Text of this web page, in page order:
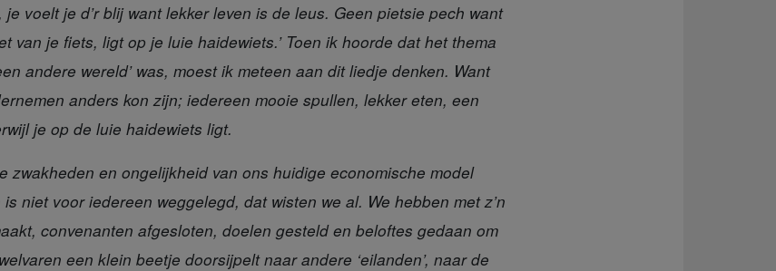
voelt je d’r blij want lekker leven is de leus. Geen pietsie pech want
van je fiets, ligt op je luie haidewiets.’ Toen ik hoorde dat het thema
andere wereld’ was, moest ik meteen aan dit liedje denken. Want
anders kon zijn; iedereen mooie spullen, lekker eten, een
je op de luie haidewiets ligt.
zwakheden en ongelijkheid van ons huidige economische model
niet voor iedereen weggelegd, dat wisten we al. We hebben met z’n
convenanten afgesloten, doelen gesteld en beloftes gedaan om
een klein beetje doorsijpelt naar andere ‘eilanden’, naar de